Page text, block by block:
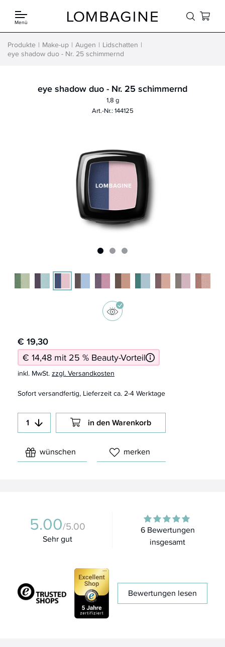
Menü
Produkte Make-up Augen
Lidschatten
eye shadow duo - Nr. 25 schimmernd
eye shadow duo - Nr. 25 schimmernd
1,8 g
Art.-Nr.: 144125
€ 19,30
€ 14,48 mit 25 % Beauty-Vorteil
inkl. MwSt.zzgl. Versandkosten
Sofort versandfertig, Lieferzeit ca. 2-4 Werktage
in den Warenkorb
wünschen merken
5.00/5.00
Sehr gut
6 Bewertungen
insgesamt
Bewertungen lesen